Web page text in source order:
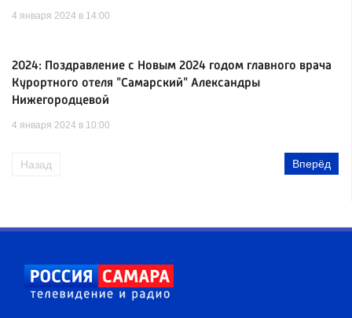
4 января 2024 в 14:00
2024: Поздравление с Новым 2024 годом главного врача
Курортного отеля "Самарский" Александры
Нижегородцевой
4 января 2024 в 10:00
Назад Вперёд